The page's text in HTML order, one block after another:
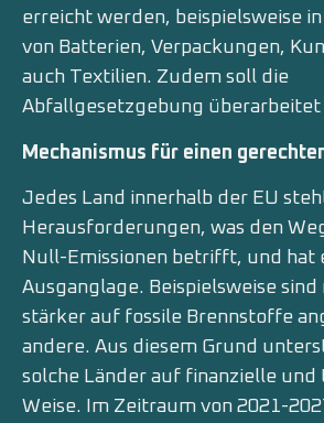
erreicht werden, beispielsweise
von Batterien, Verpackungen,
auch Textilien. Zudem soll die
Abfallgesetzgebung überarbeitet
Mechanismus für einen
Jedes Land innerhalb der EU
Herausforderungen, was den
Null-Emissionen betrifft, und hat
Ausganglage. Beispielsweise
stärker auf fossile Brennstoffe
andere. Aus diesem Grund
solche Länder auf finanzielle und
Weise. Im Zeitraum von 2021-